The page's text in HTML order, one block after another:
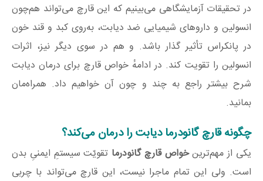
در تحقیقات آزمایشگاهی می‌بینیم که این قارچ می‌تواند هم‌چون
انسولین و داروهای شیمیایی ضد دیابت، به‌روی کبد و قند خون
در پانکراس تأثیر گذار باشد. و هم در سوی دیگر نیز، اثرات
انسولین را تقویت کند. در ادامهٔ خواص قارچ برای درمان دیابت
شرح بیشتر راجع به چند و چون آن خواهیم داد. همراه‌مان
بمانید.
چگونه قارچ گانودرما دیابت را درمان می‌کند؟
یکی از مهم‌ترینخواص قارچ گانودرما تقویّت سیستمِ ایمنیِ بدن
است. ولی این تمام ماجرا نیست، این قارچ می‌تواند با چربی